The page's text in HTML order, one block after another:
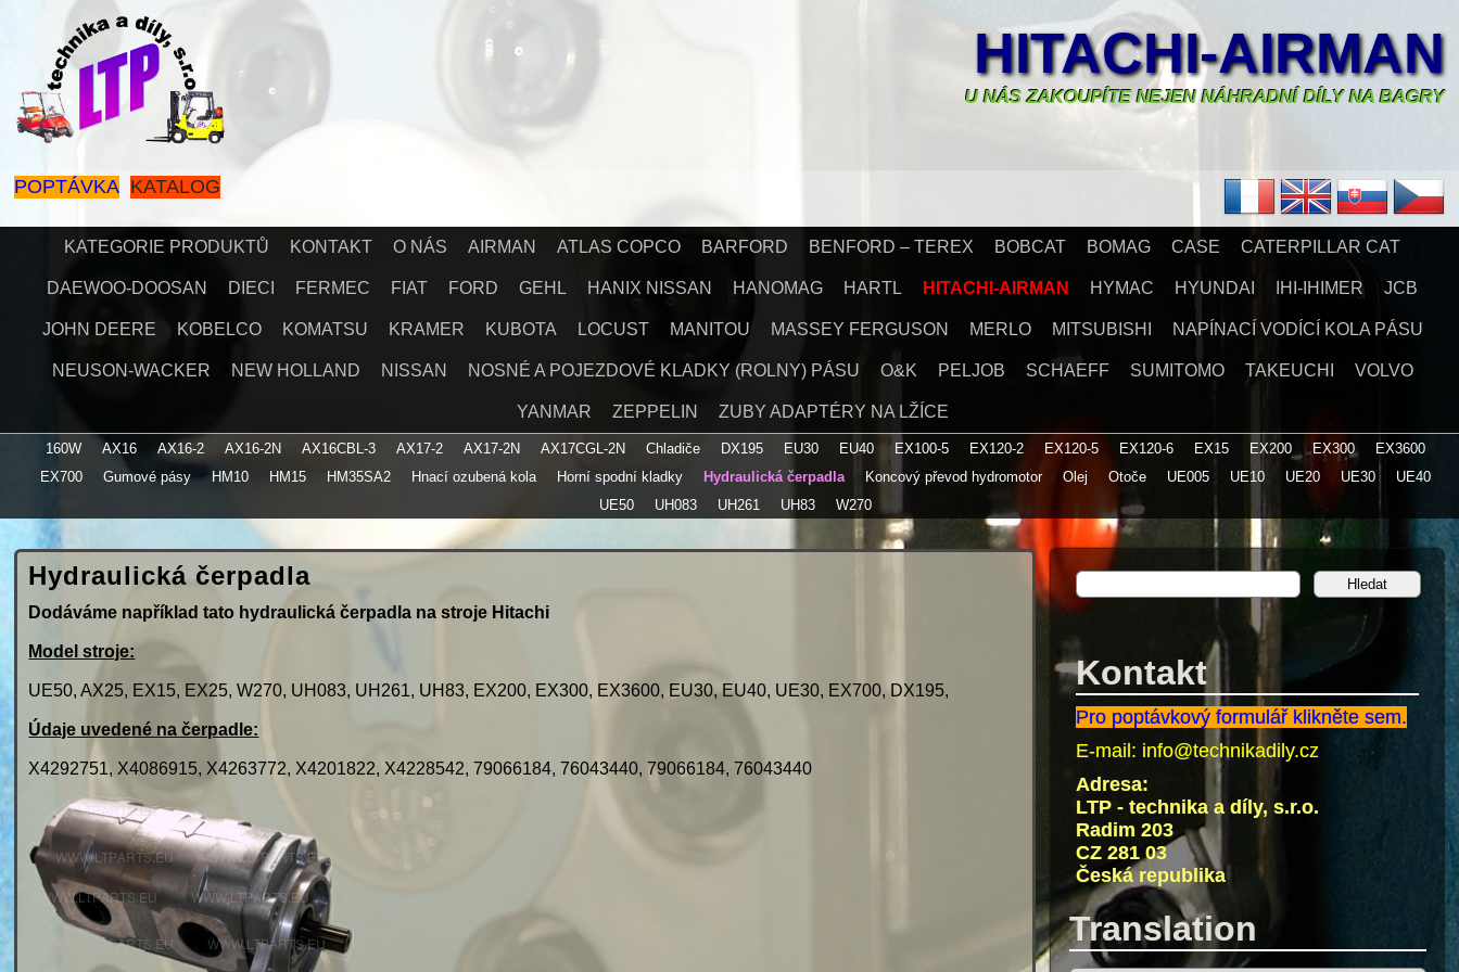
HITACHI-AIRMAN
U NÁS ZAKOUPÍTE NEJEN NÁHRADNÍ DÍLY NA BAGRY
POPTÁVKA KATALOG
KATEGORIE PRODUKTŮ KONTAKT O NÁS AIRMAN ATLAS COPCO BARFORD BENFORD – TEREX BOBCAT BOMAG CASE CATERPILLAR CAT
DAEWOO-DOOSAN DIECI FERMEC FIAT FORD GEHL HANIX NISSAN HANOMAG HARTL HITACHI-AIRMAN HYMAC HYUNDAI IHI-IHIMER JCB
JOHN DEERE KOBELCO KOMATSU KRAMER KUBOTA LOCUST MANITOU MASSEY FERGUSON MERLO MITSUBISHI NAPÍNACÍ VODÍCÍ KOLA PÁSU
NEUSON-WACKER NEW HOLLAND NISSAN NOSNÉ A POJEZDOVÉ KLADKY (ROLNY) PÁSU O&K PELJOB SCHAEFF SUMITOMO TAKEUCHI VOLVO
YANMAR ZEPPELIN ZUBY ADAPTÉRY NA LŽÍCE
160W AX16 AX16-2 AX16-2N AX16CBL-3 AX17-2 AX17-2N AX17CGL-2N Chladiče DX195 EU30 EU40 EX100-5 EX120-2 EX120-5 EX120-6 EX15 EX200 EX300
EX3600
EX700
Gumové pásy HM10 HM15 HM35SA2 Hnací ozubená kola Horní spodní kladky Hydraulická čerpadla Koncový převod hydromotor Olej Otoče UE005 UE10 UE20 UE30
UE40
UE50
UH083 UH261 UH83 W270
Kontakt
Pro poptávkový formulář klikněte sem.
E-mail: info@technikadily.cz
Adresa:
LTP - technika a díly, s.r.o.
Radim 203
CZ 281 03
Česká republika
Translation
Hydraulická čerpadla
Dodáváme například tato hydraulická čerpadla na stroje Hitachi
Model stroje:
UE50, AX25, EX15, EX25, W270, UH083, UH261, UH83, EX200, EX300, EX3600, EU30, EU40, UE30, EX700, DX195,
Údaje uvedené na čerpadle:
X4292751, X4086915, X4263772, X4201822, X4228542, 79066184, 76043440, 79066184, 76043440